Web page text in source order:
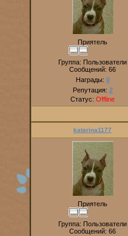
Приятель
Группа: Пользователи
Сообщений: 66
Награды: 0
Репутация: 2
Статус: Offline
katarina1177
Приятель
Группа: Пользователи
Сообщений: 66